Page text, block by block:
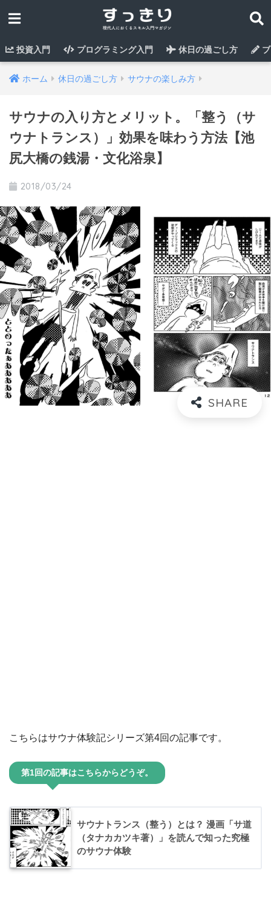
投資入門 プログラミング入門 休日の過ごし方
ホーム 休日の過ごし方 サウナの楽しみ方
サウナの入り方とメリット。「整う（サ
ウナトランス）」効果を味わう方法【池
尻大橋の銭湯・文化浴泉】
2018/03/24
こちらはサウナ体験記シリーズ第4回の記事です。
第1回の記事はこちらからどうぞ。
サウナトランス（整う）とは？ 漫画「サ道
（タナカカツキ著）」を読んで知った究極
のサウナ体験